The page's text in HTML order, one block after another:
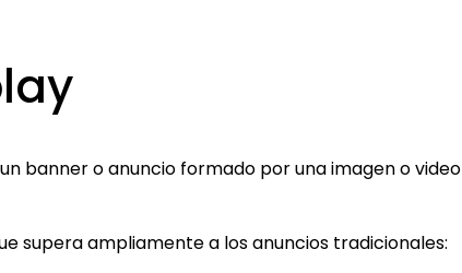
banner o anuncio formado por una imagen o video
supera ampliamente a los anuncios tradicionales: